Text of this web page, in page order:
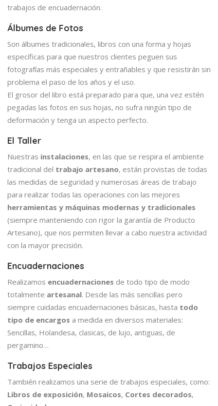
trabajos de encuadernación.
Álbumes de Fotos
Son álbumes tradicionales, libros con una forma y hojas
específicas para que nuestros clientes peguen sus
fotografías más especiales y entrañables y que resistirán sin
problema el paso de los años y el uso.
El grosor del libro está preparado para que, una vez estén
pegadas las fotos en sus hojas, no sufra ningún tipo de
deformación y tenga un aspecto perfecto.
El Taller
Nuestras instalaciones, en las que se respira el ambiente
tradicional del trabajo artesano, están provistas de todas
las medidas de seguridad y numerosas áreas de trabajo
para realizar todas las operaciones con las mejores
herramientas y máquinas modernas y tradicionales
(siempre manteniendo con rigor la garantía de Producto
Artesano), que nos permiten llevar a cabo nuestra actividad
con la mayor precisión.
Encuadernaciones
Realizamos encuadernaciones de todo tipo de modo
totalmente artesanal. Desde las más sencillas pero
siempre cuidadas encuadernaciones básicas, hasta todo
tipo de encargos a medida en diversos materiales:
Sencillas, Holandesa, clasicas, de lujo, antiguas, de
pergamino…
Trabajos Especiales
También realizamos una serie de trabajos especiales, como:
Libros de exposición, Mosaicos, Cortes decorados,